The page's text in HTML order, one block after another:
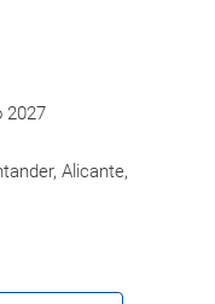
2027
Alicante,